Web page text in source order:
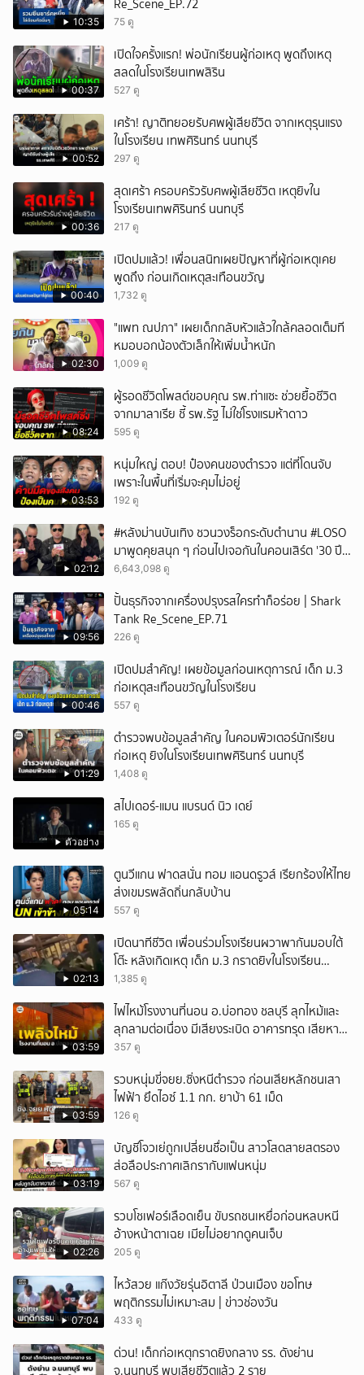
10:35
Re_Scene_EP.72
75 ดู
00:37
เปิดใจครั้งแรก! พ่อนักเรียนผู้ก่อเหตุ พูดถึงเหตุ
สลดในโรงเรียนเทพสิริน
527 ดู
00:52
เศร้า! ญาติทยอยรับศพผู้เสียชีวิต จากเหตุรุนแรง
ในโรงเรียน เทพศิรินทร์ นนทบุรี
297 ดู
00:36
สุดเศร้า ครอบครัวรับศwผู้เสียชีวิต เหตุยิvใน
โรงเรียนเทพศิรินทร์ นนทบุรี
217 ดู
00:40
เปิดปมแล้ว! เพื่อนสนิทเผยปัญหาที่ผู้ก่อเหตุเคย
พูดถึง ก่อนเกิดเหตุสะเทือนขวัญ
1,732 ดู
02:30
"แพท ณปภา" เผยเด็กกลับหัวแล้วใกล้คลอดเต็มที
หมอบอกน้องตัวเล็กให้เพิ่มน้ำหนัก
1,009 ดู
08:24
ผู้รอดชีวิตโพสต์ขอบคุณ รพ.ท่าแซะ ช่วยยื้อชีวิต
จากมาลาเรีย ชี้ รพ.รัฐ ไม่ใช่โรงแรมห้าดาว
595 ดู
03:53
หนุ่มใหญ่ ตอบ! ป๋องคนของตำรวจ แต่ที่โดนจับ
เพราะในพื้นที่เริ่มจะคุมไม่อยู่
192 ดู
02:12
#หลังม่านบันเทิง ชวนวงร็อกระดับตำนาน #LOSO
มาพูดคุยสนุก ๆ ก่อนไปเจอกันในคอนเสิร์ต '30 ปี
LOSO นานเท่าไรก็รอ'
6,643,098 ดู
09:56
ปั้นธุรกิจจากเครื่องปรุงรสใครทำก็อร่อย | Shark
Tank Re_Scene_EP.71
226 ดู
00:46
เปิดปมสำคัญ! เผยข้อมูลก่อนเหตุการณ์ เด็ก ม.3
ก่อเหตุสะเทือนขวัญในโรงเรียน
557 ดู
01:29
ตำรวจพบข้อมูลสำคัญ ในคอมพิวเตอร์นักเรียน
ก่อเหตุ ยิงในโรงเรียนเทพศิรินทร์ นนทบุรี
1,408 ดู
ตัวอย่าง
สไปเดอร์-แมน แบรนด์ นิว เดย์
165 ดู
05:14
ตูนวีแกน ฟาดสนั่น ทอม แอนดรูวส์ เรียกร้องให้ไทย
ส่งเขมรพลัดถิ่นกลับบ้าน
557 ดู
02:13
เปิดนาทีชีวิต เพื่อนร่วมโรงเรียนผวาพากันมอบใต้
โต๊ะ หลังเกิดเหตุ เด็ก ม.3 กราดยิvในโรงเรียน
เทพศิรินทร์นนท์ แบบไม่เลือกหน้า เสียงปืนดังสนั่น
1,385 ดู
03:59
ไฟไหม้โรงงานที่นอน อ.บ่อทอง ชลบุรี ลุกไหม้และ
ลุกลามต่อเนื่อง มีเสียงระเบิด อาคารทรุด เสียหาย
หนัก
357 ดู
03:59
รวบหนุ่มขี่จยย.ซิ่งหนีตำรวจ ก่อนเสียหลักชนเสา
ไฟฟ้า ยึดไอซ์ 1.1 กก. ยาบ้า 61 เม็ด
126 ดู
03:19
บัญชีโจวเย่ถูกเปลี่ยนชื่อเป็น สาวโสดสายสตรอง
ส่อลือประกาศเลิกรากับแฟนหนุ่ม
567 ดู
02:26
รวบโชเฟอร์เลือดเย็น ขับรถชนเหยื่อก่อนหลบหนี
อ้างหน้าตาเฉย เมียไม่อยากดูคนเจ็บ
205 ดู
07:04
ไหว้สวย แก๊งวัยรุ่นอิตาลี ป่วนเมือง ขอโทษ
พฤติกรรมไม่เหมาะสม | ข่าวช่องวัน
433 ดู
ด่วน! เด็กก่อเหตุกราดยิงกลาง รร. ดังย่าน
จ.นนทบุรี พบเสียชีวิตแล้ว 2 ราย